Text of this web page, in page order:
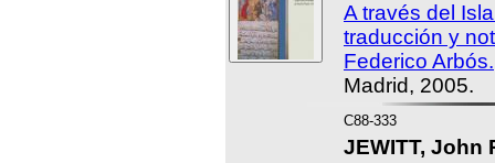
A través del
traducción y
Federico Arbós.
Madrid, 2005.
C88-333
JEWITT, John